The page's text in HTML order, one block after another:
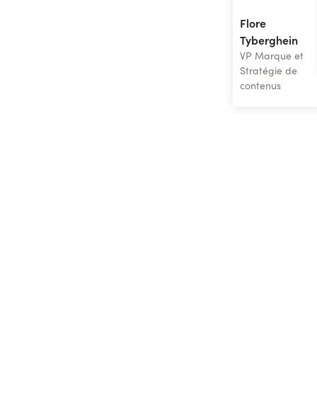
Flore
Tyberghein
VP Marque et
Stratégie de
contenus